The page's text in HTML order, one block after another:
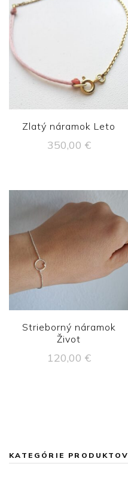
Zlatý náramok Leto
350,00 €
Strieborný náramok
Život
120,00 €
KATEGÓRIE PRODUKTOV